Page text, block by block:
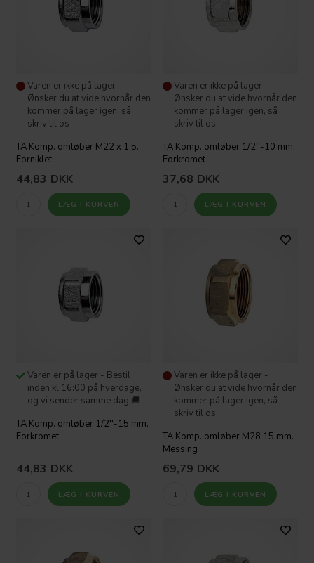
Varen er ikke på lager -
Ønsker du at vide hvornår den
kommer på lager igen, så
skriv til os
TA Komp. omløber M22 x 1,5.
Forniklet
44,83 DKK
Varen er ikke på lager -
Ønsker du at vide hvornår den
kommer på lager igen, så
skriv til os
TA Komp. omløber 1/2''-10 mm.
Forkromet
37,68 DKK
Varen er på lager - Bestil
inden kl 16:00 på hverdage,
og vi sender samme dag 🚚
TA Komp. omløber 1/2''-15 mm.
Forkromet
44,83 DKK
Varen er ikke på lager -
Ønsker du at vide hvornår den
kommer på lager igen, så
skriv til os
TA Komp. omløber M28 15 mm.
Messing
69,79 DKK